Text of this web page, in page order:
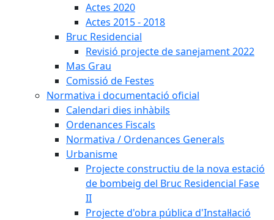
Actes 2020
Actes 2015 - 2018
Bruc Residencial
Revisió projecte de sanejament 2022
Mas Grau
Comissió de Festes
Normativa i documentació oficial
Calendari dies inhàbils
Ordenances Fiscals
Normativa / Ordenances Generals
Urbanisme
Projecte constructiu de la nova estació
de bombeig del Bruc Residencial Fase
II
Projecte d'obra pública d'Instal·lació